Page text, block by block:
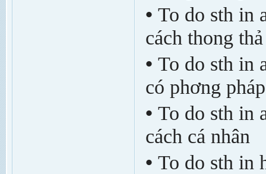
• To do sth in
cách thong thả
• To do sth in
có ph­ơng
• To do sth in
cách cá nhân
• To do sth in